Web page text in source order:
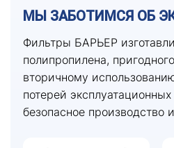
МЫ ЗАБОТИМСЯ ОБ
Фильтры БАРЬЕР
полипропилена,
вторичному
потерей
безопасное производство